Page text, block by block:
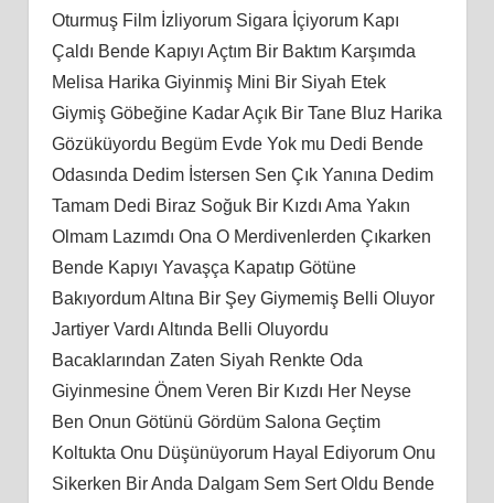
Oturmuş Film İzliyorum Sigara İçiyorum Kapı
Çaldı Bende Kapıyı Açtım Bir Baktım Karşımda
Melisa Harika Giyinmiş Mini Bir Siyah Etek
Giymiş Göbeğine Kadar Açık Bir Tane Bluz Harika
Gözüküyordu Begüm Evde Yok mu Dedi Bende
Odasında Dedim İstersen Sen Çık Yanına Dedim
Tamam Dedi Biraz Soğuk Bir Kızdı Ama Yakın
Olmam Lazımdı Ona O Merdivenlerden Çıkarken
Bende Kapıyı Yavaşça Kapatıp Götüne
Bakıyordum Altına Bir Şey Giymemiş Belli Oluyor
Jartiyer Vardı Altında Belli Oluyordu
Bacaklarından Zaten Siyah Renkte Oda
Giyinmesine Önem Veren Bir Kızdı Her Neyse
Ben Onun Götünü Gördüm Salona Geçtim
Koltukta Onu Düşünüyorum Hayal Ediyorum Onu
Sikerken Bir Anda Dalgam Sem Sert Oldu Bende